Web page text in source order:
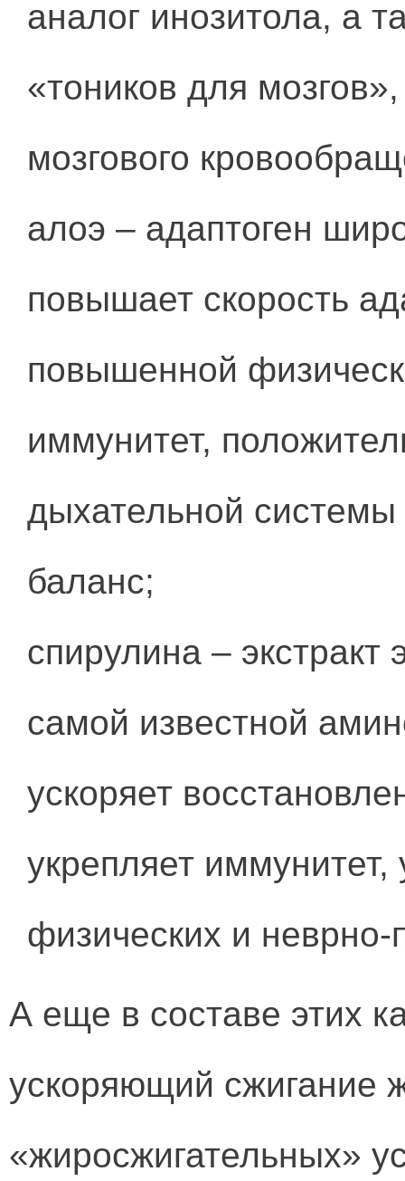
аналог инозитола, а
«тоников для
мозгового
алоэ – адаптоген
повышает скорость
повышенной
иммунитет,
дыхательной
баланс;
спирулина – экстракт
самой известной
ускоряет
укрепляет
физических и неврно-
А еще в составе этих
ускоряющий сжигание
«жиросжигательных»